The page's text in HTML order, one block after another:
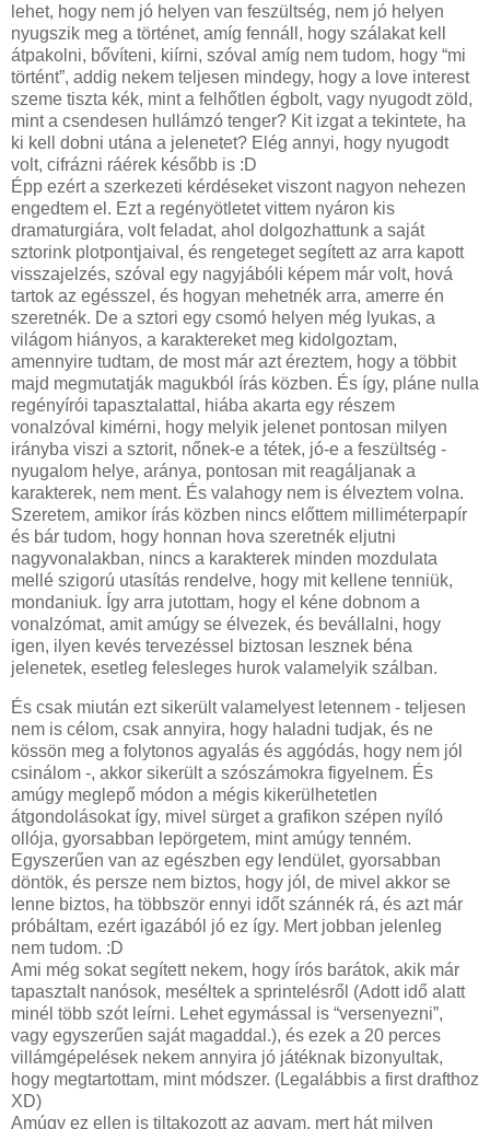
lehet, hogy nem jó helyen van feszültség, nem jó helyen
nyugszik meg a történet, amíg fennáll, hogy szálakat kell
átpakolni, bővíteni, kiírni, szóval amíg nem tudom, hogy “mi
történt”, addig nekem teljesen mindegy, hogy a love interest
szeme tiszta kék, mint a felhőtlen égbolt, vagy nyugodt zöld,
mint a csendesen hullámzó tenger? Kit izgat a tekintete, ha
ki kell dobni utána a jelenetet? Elég annyi, hogy nyugodt
volt, cifrázni ráérek később is :D
Épp ezért a szerkezeti kérdéseket viszont nagyon nehezen
engedtem el. Ezt a regényötletet vittem nyáron kis
dramaturgiára, volt feladat, ahol dolgozhattunk a saját
sztorink plotpontjaival, és rengeteget segített az arra kapott
visszajelzés, szóval egy nagyjábóli képem már volt, hová
tartok az egésszel, és hogyan mehetnék arra, amerre én
szeretnék. De a sztori egy csomó helyen még lyukas, a
világom hiányos, a karaktereket meg kidolgoztam,
amennyire tudtam, de most már azt éreztem, hogy a többit
majd megmutatják magukból írás közben. És így, pláne nulla
regényírói tapasztalattal, hiába akarta egy részem
vonalzóval kimérni, hogy melyik jelenet pontosan milyen
irányba viszi a sztorit, nőnek-e a tétek, jó-e a feszültség -
nyugalom helye, aránya, pontosan mit reagáljanak a
karakterek, nem ment. És valahogy nem is élveztem volna.
Szeretem, amikor írás közben nincs előttem milliméterpapír
és bár tudom, hogy honnan hova szeretnék eljutni
nagyvonalakban, nincs a karakterek minden mozdulata
mellé szigorú utasítás rendelve, hogy mit kellene tenniük,
mondaniuk. Így arra jutottam, hogy el kéne dobnom a
vonalzómat, amit amúgy se élvezek, és bevállalni, hogy
igen, ilyen kevés tervezéssel biztosan lesznek béna
jelenetek, esetleg felesleges hurok valamelyik szálban.
És csak miután ezt sikerült valamelyest letennem - teljesen
nem is célom, csak annyira, hogy haladni tudjak, és ne
kössön meg a folytonos agyalás és aggódás, hogy nem jól
csinálom -, akkor sikerült a szószámokra figyelnem. És
amúgy meglepő módon a mégis kikerülhetetlen
átgondolásokat így, mivel sürget a grafikon szépen nyíló
ollója, gyorsabban lepörgetem, mint amúgy tenném.
Egyszerűen van az egészben egy lendület, gyorsabban
döntök, és persze nem biztos, hogy jól, de mivel akkor se
lenne biztos, ha többször ennyi időt szánnék rá, és azt már
próbáltam, ezért igazából jó ez így. Mert jobban jelenleg
nem tudom. :D
Ami még sokat segített nekem, hogy írós barátok, akik már
tapasztalt nanósok, meséltek a sprintelésről (Adott idő alatt
minél több szót leírni. Lehet egymással is “versenyezni”,
vagy egyszerűen saját magaddal.), és ezek a 20 perces
villámgépelések nekem annyira jó játéknak bizonyultak,
hogy megtartottam, mint módszer. (Legalábbis a first drafthoz
XD)
Amúgy ez ellen is tiltakozott az agyam, mert hát milyen